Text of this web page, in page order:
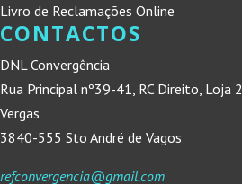
Livro de Reclamações Online
CONTACTOS
DNL Convergência
Rua Principal nº39-41, RC Direito, Loja 2
Vergas
3840-555 Sto André de Vagos
refconvergencia@gmail.com